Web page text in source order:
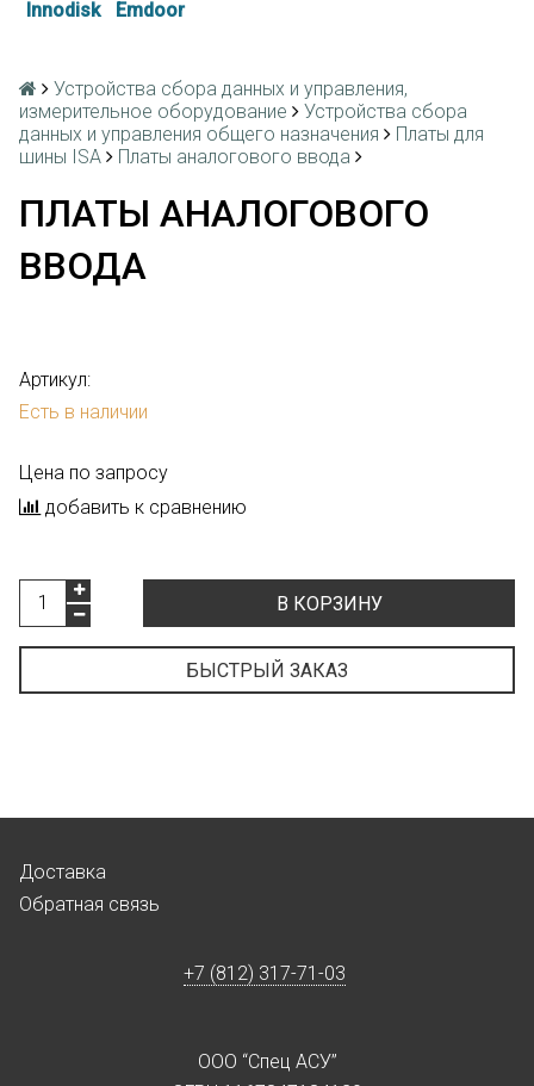
Innodisk
Emdoor
Устройства сбора данных и управления,
измерительное оборудование
Устройства сбора
данных и управления общего назначения
Платы для
шины ISA
Платы аналогового ввода
ПЛАТЫ АНАЛОГОВОГО
ВВОДА
Артикул:
Есть в наличии
Цена по запросу
добавить к сравнению
В КОРЗИНУ
БЫСТРЫЙ ЗАКАЗ
Доставка
Обратная связь
+7 (812) 317-71-03
ООО “Спец АСУ”